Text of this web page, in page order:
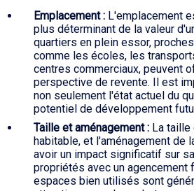
Emplacement : L'emplacement
plus déterminant de la valeur
quartiers en plein essor,
comme les écoles, les
centres commerciaux, peuvent
perspective de revente. Il est
non seulement l'état actuel du
potentiel de développement
Taille et aménagement : La taille
habitable, et l'aménagement de
avoir un impact significatif sur
propriétés avec un agencement
espaces bien utilisés sont